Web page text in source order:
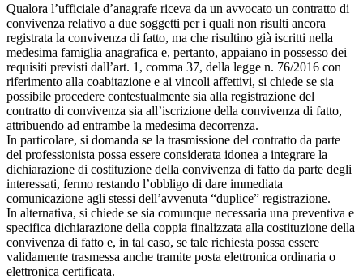
Qualora l’ufficiale d’anagrafe riceva da un avvocato un contratto di
convivenza relativo a due soggetti per i quali non risulti ancora
registrata la convivenza di fatto, ma che risultino già iscritti nella
medesima famiglia anagrafica e, pertanto, appaiano in possesso dei
requisiti previsti dall’art. 1, comma 37, della legge n. 76/2016 con
riferimento alla coabitazione e ai vincoli affettivi, si chiede se sia
possibile procedere contestualmente sia alla registrazione del
contratto di convivenza sia all’iscrizione della convivenza di fatto,
attribuendo ad entrambe la medesima decorrenza.
In particolare, si domanda se la trasmissione del contratto da parte
del professionista possa essere considerata idonea a integrare la
dichiarazione di costituzione della convivenza di fatto da parte degli
interessati, fermo restando l’obbligo di dare immediata
comunicazione agli stessi dell’avvenuta “duplice” registrazione.
In alternativa, si chiede se sia comunque necessaria una preventiva e
specifica dichiarazione della coppia finalizzata alla costituzione della
convivenza di fatto e, in tal caso, se tale richiesta possa essere
validamente trasmessa anche tramite posta elettronica ordinaria o
elettronica certificata.